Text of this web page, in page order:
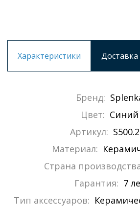
Характеристики Доставка
Бренд:
Цвет: Синий
Артикул:
Материал:
Страна
Гарантия: 7
Тип аксессуаров: